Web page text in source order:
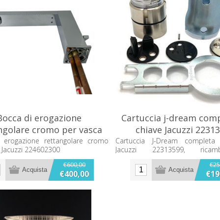
di erogazione
cromo per vasca
Jacuzzi 224602300rettangolare cromo
224602300
€600,00
€400,00
Cartuccia j-dream
chiave Jacuzzi
Cartuccia J-Dream
Jacuzzi 22313599,
manutenzione e sostituzione.